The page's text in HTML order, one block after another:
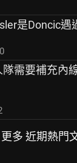
是Doncic遇
隊需要補充內
更多 近期熱門